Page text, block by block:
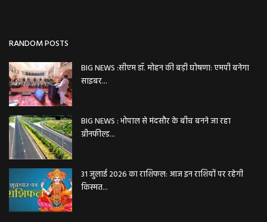
RANDOM POSTS
BIG NEWS :सीएम डॉ. मोहन की बड़ी घोषणा: एमपी बनेगा
साइबर...
BIG NEWS : भोपाल से मंदसौर के बीच बनने जा रहा
ग्रीनफील्ड...
31 जुलाई 2026 का राशिफल: आज इन राशियों पर रहेगी
किस्मत...